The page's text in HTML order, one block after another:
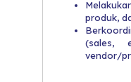
produk,
(sales,
vendor/